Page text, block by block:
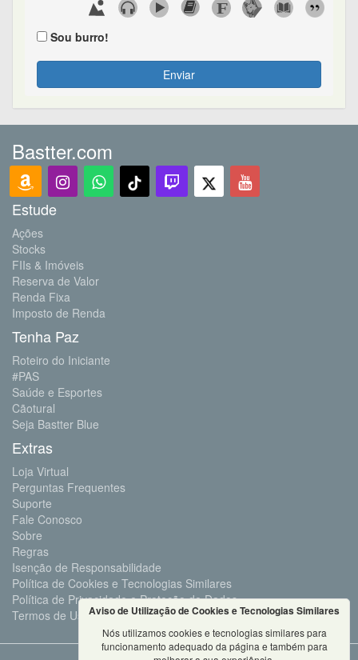
Sou burro!
Enviar
Bastter.com
Estude
Ações
Stocks
FIIs & Imóveis
Reserva de Valor
Renda Fixa
Imposto de Renda
Tenha Paz
Roteiro do Iniciante
#PAS
Saúde e Esportes
Cãotural
Seja Bastter Blue
Extras
Loja Virtual
Perguntas Frequentes
Suporte
Fale Conosco
Sobre
Regras
Isenção de Responsabilidade
Política de Cookies e Tecnologias Similares
Política de Privacidade e Proteção de Dados
Termos de UsoAviso de Utilização de Cookies e Tecnologias Similares
Nós utilizamos cookies e tecnologias similares para
funcionamento adequado da página e também para